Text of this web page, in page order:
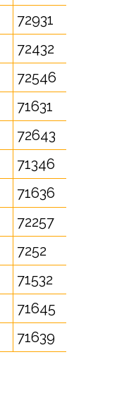
72931
72432
72546
71631
72643
71346
71636
72257
7252
71532
71645
71639